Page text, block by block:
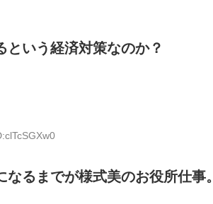
という経済対策なのか？
るまでが様式美のお役所仕事。